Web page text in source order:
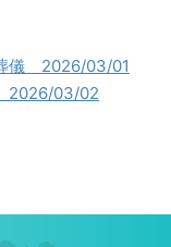
儀 2026/03/01
2026/03/02